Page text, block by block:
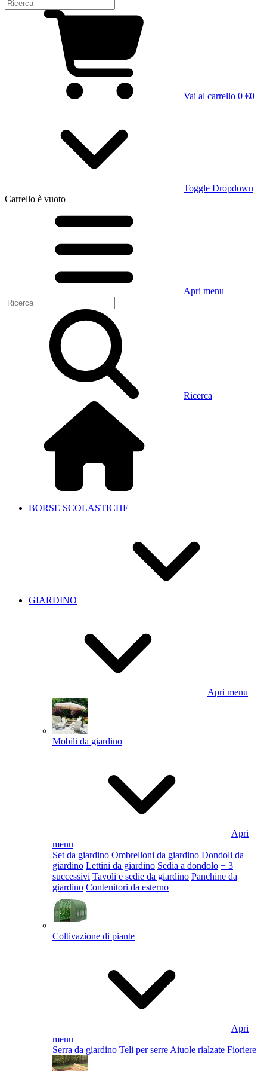
Vai al carrello 0 €0
Toggle Dropdown
Carrello è vuoto
Apri menu
Ricerca
BORSE SCOLASTICHE
GIARDINO
Apri menu
Mobili da giardino
Apri
menu
Set da giardino Ombrelloni da giardino Dondoli da
giardino Lettini da giardino Sedia a dondolo + 3
successivi Tavoli e sedie da giardino Panchine da
giardino Contenitori da esterno
Coltivazione di piante
Apri
menu
Serra da giardino Teli per serre Aiuole rialzate Fioriere